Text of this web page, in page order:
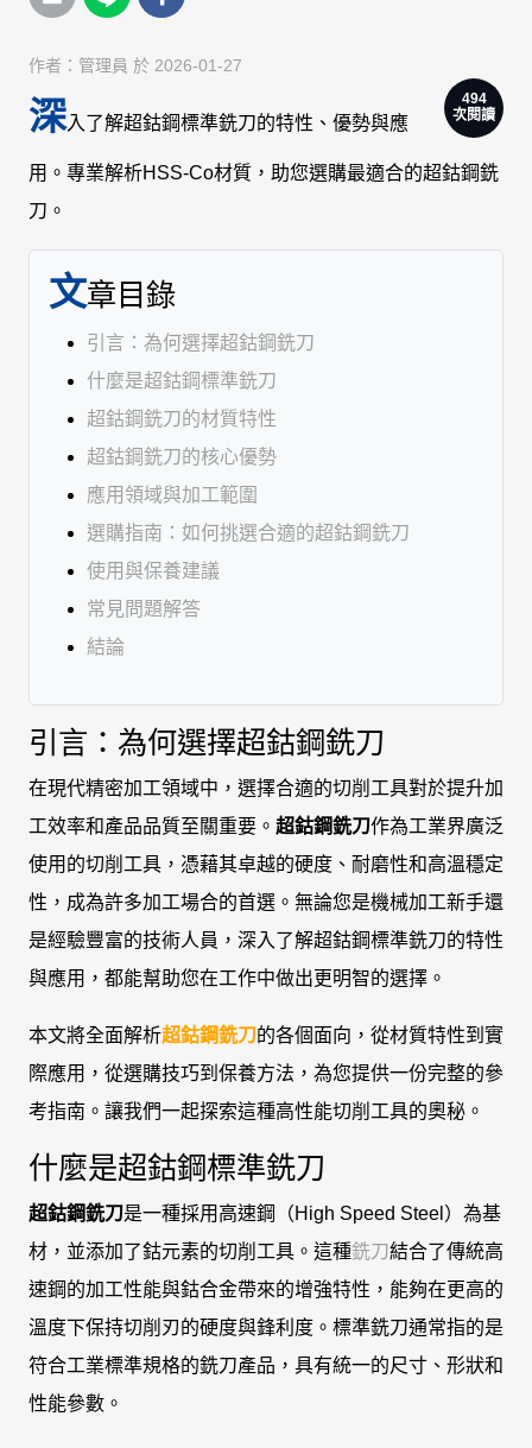
作者： 管理員 於 2026-01-27
494
次閱讀
深入了解超鈷鋼標準銑刀的特性、優勢與應
用。專業解析HSS-Co材質，助您選購最適合的超鈷鋼銑
刀。
文章目錄
引言：為何選擇超鈷鋼銑刀
什麼是超鈷鋼標準銑刀
超鈷鋼銑刀的材質特性
超鈷鋼銑刀的核心優勢
應用領域與加工範圍
選購指南：如何挑選合適的超鈷鋼銑刀
使用與保養建議
常見問題解答
結論
引言：為何選擇超鈷鋼銑刀
在現代精密加工領域中，選擇合適的切削工具對於提升加
工效率和產品品質至關重要。 超鈷鋼銑刀作為工業界廣泛
使用的切削工具，憑藉其卓越的硬度、耐磨性和高溫穩定
性，成為許多加工場合的首選。無論您是機械加工新手還
是經驗豐富的技術人員，深入了解超鈷鋼標準銑刀的特性
與應用，都能幫助您在工作中做出更明智的選擇。
本文將全面解析超鈷鋼銑刀的各個面向，從材質特性到實
際應用，從選購技巧到保養方法，為您提供一份完整的參
考指南。讓我們一起探索這種高性能切削工具的奧秘。
什麼是超鈷鋼標準銑刀
超鈷鋼銑刀是一種採用高速鋼（High Speed Steel）為基
材，並添加了鈷元素的切削工具。這種銑刀結合了傳統高
速鋼的加工性能與鈷合金帶來的增強特性，能夠在更高的
溫度下保持切削刃的硬度與鋒利度。標準銑刀通常指的是
符合工業標準規格的銑刀產品，具有統一的尺寸、形狀和
性能參數。